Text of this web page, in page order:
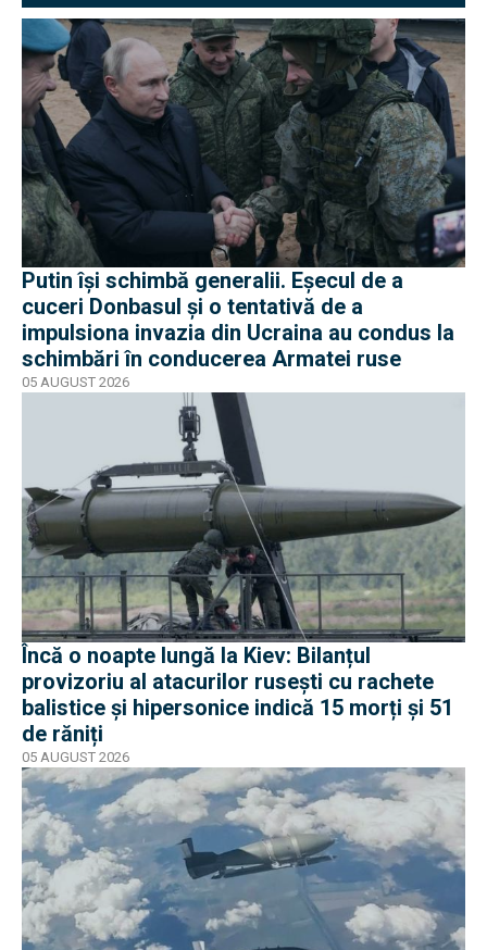
Putin își schimbă generalii. Eșecul de a
cuceri Donbasul și o tentativă de a
impulsiona invazia din Ucraina au condus la
schimbări în conducerea Armatei ruse
05 AUGUST 2026
Încă o noapte lungă la Kiev: Bilanțul
provizoriu al atacurilor rusești cu rachete
balistice și hipersonice indică 15 morți și 51
de răniți
05 AUGUST 2026